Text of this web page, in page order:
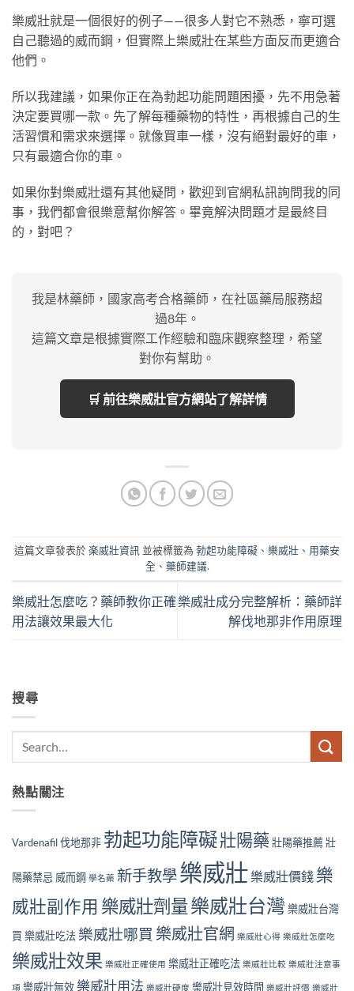
樂威壯就是一個很好的例子——很多人對它不熟悉，寧可選
自己聽過的威而鋼，但實際上樂威壯在某些方面反而更適合
他們。
所以我建議，如果你正在為勃起功能問題困擾，先不用急著
決定要買哪一款。先了解每種藥物的特性，再根據自己的生
活習慣和需求來選擇。就像買車一樣，沒有絕對最好的車，
只有最適合你的車。
如果你對樂威壯還有其他疑問，歡迎到官網私訊詢問我的同
事，我們都會很樂意幫你解答。畢竟解決問題才是最終目
的，對吧？
我是林藥師，國家高考合格藥師，在社區藥局服務超
過8年。
這篇文章是根據實際工作經驗和臨床觀察整理，希望
對你有幫助。
🛒 前往樂威壯官方網站了解詳情
這篇文章發表於楽威壯資訊 並被標籤為 勃起功能障礙 、 樂威壯 、 用藥安
全、 藥師建議.
樂威壯怎麼吃？藥師教你正確
用法讓效果最大化
樂威壯成分完整解析：藥師詳
解伐地那非作用原理
搜尋
熱點關注
Vardenafil伐地那非 勃起功能障礙壯陽藥 壯陽藥推薦壯
陽藥禁忌 威而鋼 學名藥 新手教學樂威壯樂威壯價錢 樂
威壯副作用 樂威壯劑量樂威壯台灣 樂威壯台灣
買 樂威壯吃法 樂威壯哪買 樂威壯官網 樂威壯心得 樂威壯怎麼吃
樂威壯效果 樂威壯正確使用 樂威壯正確吃法 樂威壯比較 樂威壯注意事
項 樂威壯無效樂威壯用法 樂威壯硬度 樂威壯見效時間 樂威壯評價 樂威壯